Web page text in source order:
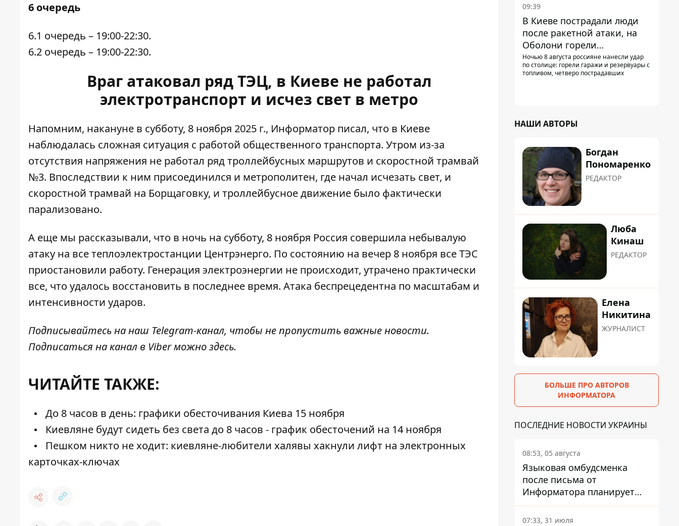
6 очередь
6.1 очередь – 19:00-22:30.
6.2 очередь – 19:00-22:30.
Враг атаковал ряд ТЭЦ, в Киеве не работал
электротранспорт и исчез свет в метро
Напомним, накануне в субботу, 8 ноября 2025 г., Информатор писал, что в Киеве
наблюдалась сложная ситуация с работой общественного транспорта. Утром из-за
отсутствия напряжения не работал ряд троллейбусных маршрутов и скоростной трамвай
№3. Впоследствии к ним присоединился и метрополитен, где начал исчезать свет, и
скоростной трамвай на Борщаговку, и троллейбусное движение было фактически
парализовано.
А еще мы рассказывали, что в ночь на субботу, 8 ноября Россия совершила небывалую
атаку на все теплоэлектростанции Центрэнерго. По состоянию на вечер 8 ноября все ТЭС
приостановили работу. Генерация электроэнергии не происходит, утрачено практически
все, что удалось восстановить в последнее время. Атака беспрецедентна по масштабам и
интенсивности ударов.
Подписывайтесь на наш Telegram-канал, чтобы не пропустить важные новости.
Подписаться на канал в Viber можноздесь.
ЧИТАЙТЕ ТАКЖЕ:
До 8 часов в день: графики обесточивания Киева 15 ноября
Киевляне будут сидеть без света до 8 часов - график обесточений на 14 ноября
Пешком никто не ходит: киевляне-любители халявы хакнули лифт на электронных
карточках-ключах
09:39
В Киеве пострадали люди
после ракетной атаки, на
Оболони горели
резервуары с топливом
Ночью 8 августа россияне нанесли удар
по столице: горели гаражи и резервуары с
топливом, четверо пострадавших
НАШИ АВТОРЫ
Богдан
Пономаренко
РЕДАКТОР
Люба
Кинаш
РЕДАКТОР
Елена
Никитина
ЖУРНАЛИСТ
БОЛЬШЕ ПРО АВТОРОВ
ИНФОРМАТОРА
ПОСЛЕДНИЕ НОВОСТИ УКРАИНЫ
08:53, 05 августа
Языковая омбудсменка
после письма от
Информатора планирует
наказать компанию-
подрядчика ПриватБанка
07:33, 31 июля